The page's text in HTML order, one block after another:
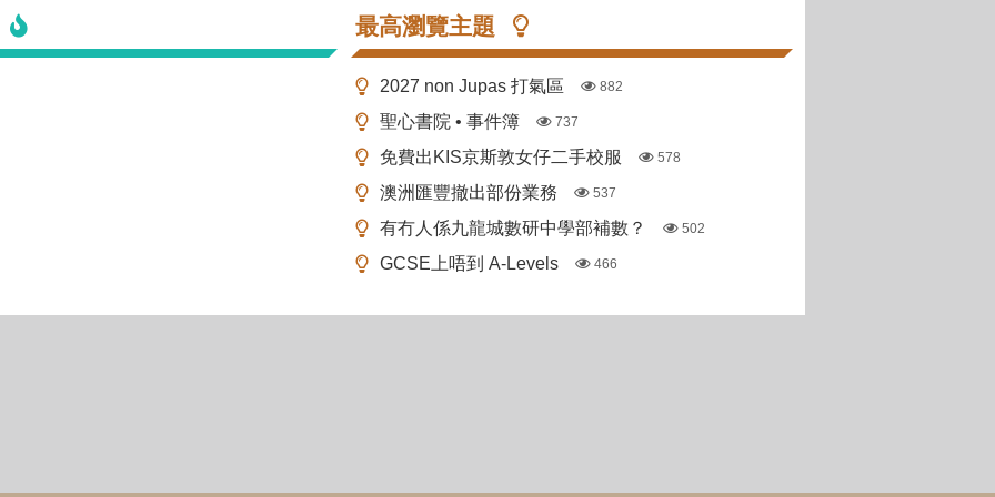
最高瀏覽主題
2027 non Jupas 打氣區 882
聖心書院 • 事件簿 737
免費出KIS京斯敦女仔二手校服 578
澳洲匯豐撤出部份業務 537
有冇人係九龍城數研中學部補數？ 502
GCSE上唔到 A-Levels 466